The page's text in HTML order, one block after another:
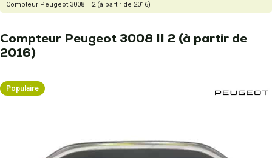
Compteur Peugeot 3008 II 2 (à partir de 2016)
Compteur Peugeot 3008 II 2 (à partir de
2016)
Populaire